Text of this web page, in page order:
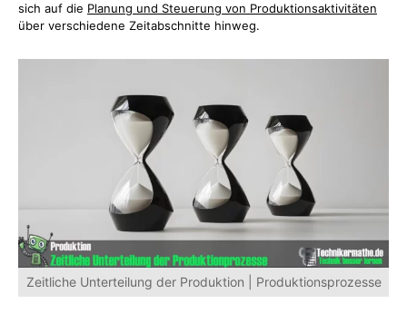
sich auf die Planung und Steuerung von Produktionsaktivitäten
über verschiedene Zeitabschnitte hinweg.
Zeitliche Unterteilung der Produktion | Produktionsprozesse